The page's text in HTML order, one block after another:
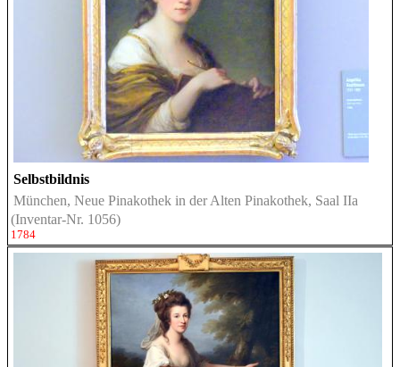
Selbstbildnis
München, Neue Pinakothek in der Alten Pinakothek, Saal IIa
(Inventar-Nr. 1056)
1784